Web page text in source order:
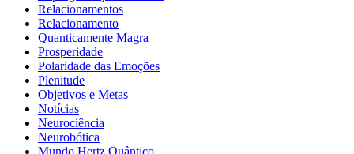
Relacionamentos
Relacionamento
Quanticamente Magra
Prosperidade
Polaridade das Emoções
Plenitude
Objetivos e Metas
Notícias
Neurociência
Neurobótica